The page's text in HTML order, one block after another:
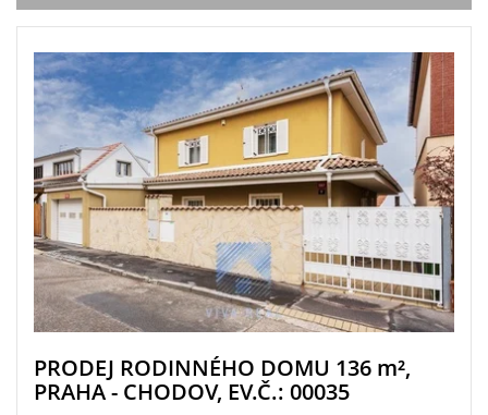
PRODEJ RODINNÉHO DOMU 136 m²,
PRAHA - CHODOV, EV.Č.: 00035